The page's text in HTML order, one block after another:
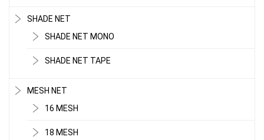
SHADE NET
SHADE NET MONO
SHADE NET TAPE
MESH NET
16 MESH
18 MESH